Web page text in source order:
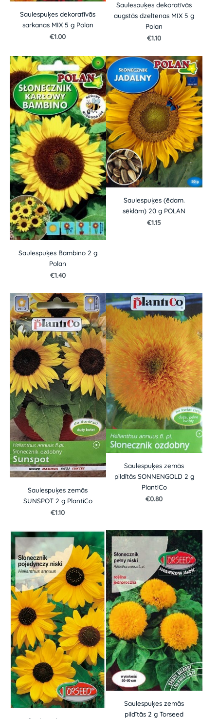
Saulespuķes dekoratīvās
sarkanas MIX 5 g Polan
€1.00
Saulespuķes dekoratīvās
augstās dzeltenas MIX 5 g
Polan
€1.10
Saulespuķes Bambino 2 g
Polan
€1.40
Saulespuķes (ēdam.
sēklām) 20 g POLAN
€1.15
Saulespuķes zemās
SUNSPOT 2 g PlantiCo
€1.10
Saulespuķes zemās
pildītās SONNENGOLD 2 g
PlantiCo
€0.80
Saulespuķes zemās
pildītās 2 g Torseed